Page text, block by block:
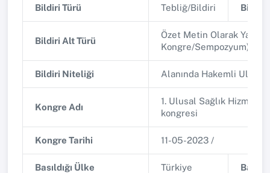
Bildiri Türü Tebliğ/Bildiri Bildiri
Bildiri Alt Türü
Özet Metin Olarak
Kongre/Sempozyum)
Bildiri Niteliği Alanında Hakemli
Kongre Adı
1. Ulusal Sağlık
kongresi
Kongre Tarihi 11-05-2023 /
Basıldığı Ülke Türkiye